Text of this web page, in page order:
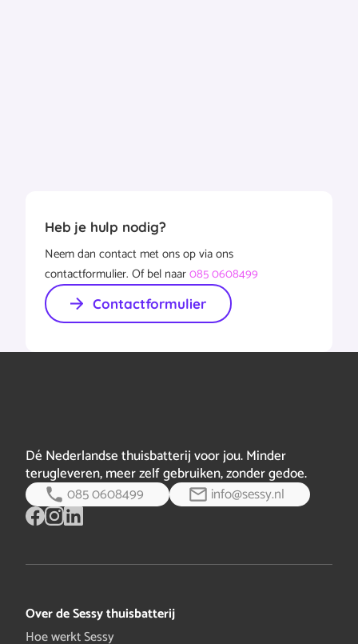
Heb je hulp nodig?
Neem dan contact met ons op via ons
contactformulier. Of bel naar085 0608499
Contactformulier
Dé Nederlandse thuisbatterij voor jou. Minder
terugleveren, meer zelf gebruiken, zonder gedoe.
085 0608499
info@sessy.nl
Over de Sessy thuisbatterij
Hoe werkt Sessy